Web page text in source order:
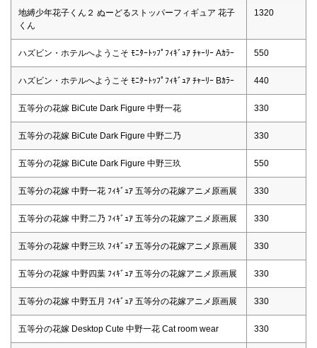
地縛少年花子くん２ ぬーどるストッパーフィギュア 花子
くん
1320
ハズビン・ホテルへようこそ ﾓﾆﾀｰﾄｯﾌﾟﾌｨｷﾞｭｱ ﾁｬｰﾘｰ Aｶﾗｰ 550
ハズビン・ホテルへようこそ ﾓﾆﾀｰﾄｯﾌﾟﾌｨｷﾞｭｱ ﾁｬｰﾘｰ Bｶﾗｰ 440
五等分の花嫁 BiCute Dark Figure 中野一花 330
五等分の花嫁 BiCute Dark Figure 中野二乃 330
五等分の花嫁 BiCute Dark Figure 中野三玖 550
五等分の花嫁 中野一花 ﾌｨｷﾞｭｱ 五等分の花嫁アニメ原画展 330
五等分の花嫁 中野二乃 ﾌｨｷﾞｭｱ 五等分の花嫁アニメ原画展 330
五等分の花嫁 中野三玖 ﾌｨｷﾞｭｱ 五等分の花嫁アニメ原画展 330
五等分の花嫁 中野四葉 ﾌｨｷﾞｭｱ 五等分の花嫁アニメ原画展 330
五等分の花嫁 中野五月 ﾌｨｷﾞｭｱ 五等分の花嫁アニメ原画展 330
五等分の花嫁 Desktop Cute 中野一花 Cat room wear 330